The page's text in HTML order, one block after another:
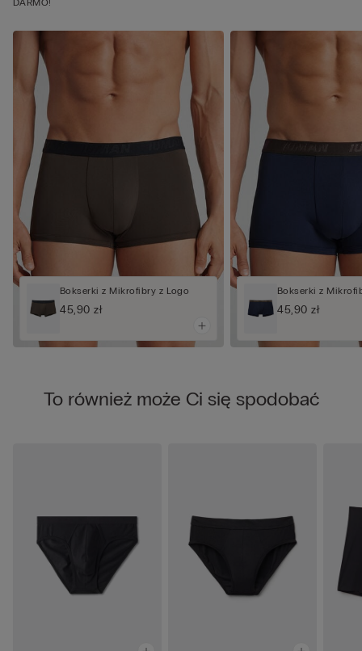
DARMO!
Bokserki z Mikrofibry z Logo
45,90 zł
Bokserki z
45,90 zł
To również może Ci się spodobać